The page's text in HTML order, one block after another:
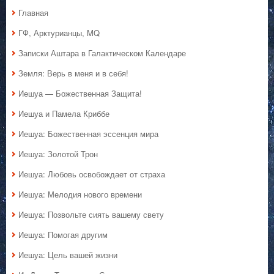
Главная
ГФ, Арктурианцы, MQ
Записки Аштара в Галактическом Календаре
Земля: Верь в меня и в себя!
Иешуа — Божественная Защита!
Иешуа и Памела Криббе
Иешуа: Божественная эссенция мира
Иешуа: Золотой Трон
Иешуа: Любовь освобождает от страха
Иешуа: Мелодия нового времени
Иешуа: Позвольте сиять вашему свету
Иешуа: Помогая другим
Иешуа: Цель вашей жизни